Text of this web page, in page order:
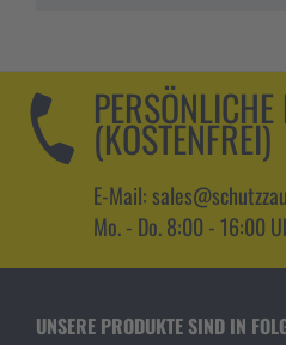
(KOSTENFREI)
E-Mail:
Mo. - Do. 8:00 - 16:00
UNSERE PRODUKTE SIND IN